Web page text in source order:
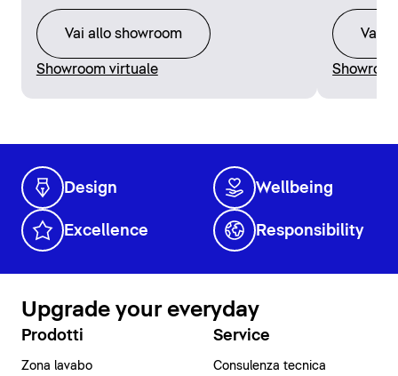
Vai allo showroom
Showroom virtuale
Vai
Design Wellbeing
Excellence Responsibility
Upgrade your everyday
Prodotti
Zona lavabo
Service
Consulenza tecnica